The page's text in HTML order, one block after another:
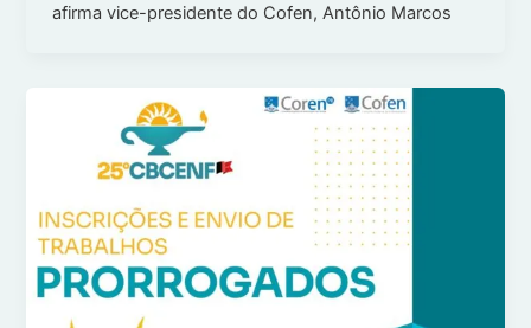
afirma vice-presidente do Cofen, Antônio Marcos